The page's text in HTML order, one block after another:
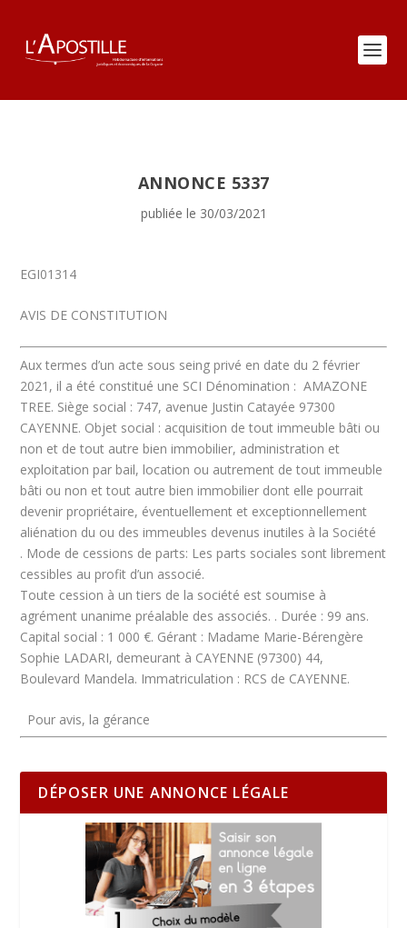
ANNONCE 5337
publiée le 30/03/2021
EGI01314
AVIS DE CONSTITUTION
Aux termes d’un acte sous seing privé en date du 2 février
2021, il a été constitué une SCI Dénomination : AMAZONE
TREE. Siège social : 747, avenue Justin Catayée 97300
CAYENNE. Objet social : acquisition de tout immeuble bâti ou
non et de tout autre bien immobilier, administration et
exploitation par bail, location ou autrement de tout immeuble
bâti ou non et tout autre bien immobilier dont elle pourrait
devenir propriétaire, éventuellement et exceptionnellement
aliénation du ou des immeubles devenus inutiles à la Société
. Mode de cessions de parts: Les parts sociales sont librement
cessibles au profit d’un associé.
Toute cession à un tiers de la société est soumise à
agrément unanime préalable des associés. . Durée : 99 ans.
Capital social : 1 000 €. Gérant : Madame Marie-Bérengère
Sophie LADARI, demeurant à CAYENNE (97300) 44,
Boulevard Mandela. Immatriculation : RCS de CAYENNE.
Pour avis, la gérance
DÉPOSER UNE ANNONCE LÉGALE